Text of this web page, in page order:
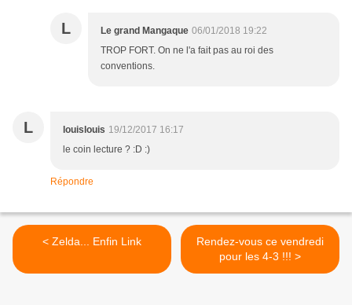
L Le grand Mangaque 06/01/2018 19:22
TROP FORT. On ne l'a fait pas au roi des
conventions.
L louislouis 19/12/2017 16:17
le coin lecture ? :D :)
Répondre
< Zelda... Enfin Link
Rendez-vous ce vendredi
pour les 4-3 !!! >